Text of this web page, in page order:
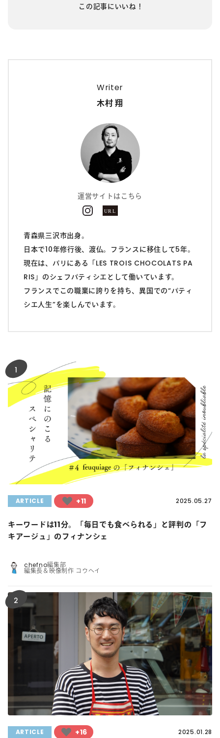
この記事にいいね！
Writer
木村 翔
運営サイトはこちら
青森県三沢市出身。
日本で10年修行後、渡仏。フランスに移住して5年。
現在は、パリにある「LES TROIS CHOCOLATS PA
RIS」のシェフパティシエとして働いています。
フランスでこの職業に誇りを持ち、異国での“パティ
シエ人生”を楽しんでいます。
1
ARTICLE +11 2025.05.27
キーワードは11分。「毎日でも食べられる」と評判の「フ
キアージュ」のフィナンシェ
chefno編集部
編集長＆映像制作 コウヘイ
2
ARTICLE +16 2025.01.28